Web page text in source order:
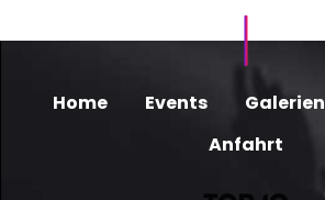
Home Events Galerien
Anfahrt